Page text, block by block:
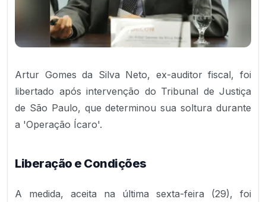
Artur Gomes da Silva Neto, ex-auditor fiscal, foi
libertado após intervenção do Tribunal de Justiça
de São Paulo, que determinou sua soltura durante
a 'Operação Ícaro'.
Liberação e Condições
A medida, aceita na última sexta-feira (29), foi